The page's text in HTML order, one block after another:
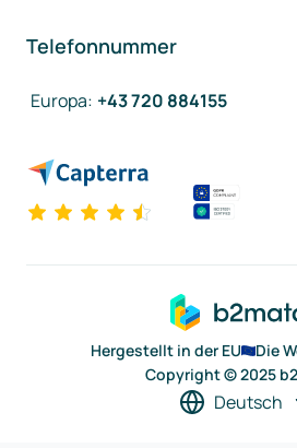
Telefonnummer
Europa: +43 720 884155
Hergestellt in der EU
Die
Copyright © 2025
Deutsch